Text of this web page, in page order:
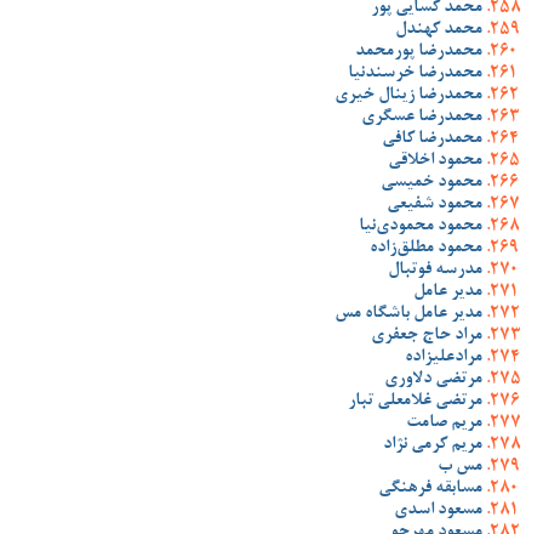
محمد کسایی پور
محمد کهندل
محمدرضا پورمحمد
محمدرضا خرسندنیا
محمدرضا زینال خیری
محمدرضا عسگری
محمدرضا کافی
محمود اخلاقی
محمود خمیسی
محمود شفیعی
محمود محمودی‌نیا
محمود مطلق‌زاده
مدرسه فوتبال
مدیر عامل
مدیر عامل باشگاه مس
مراد حاج جعفری
مرادعلیزاده
مرتضی دلاوری
مرتضی غلامعلی تبار
مریم صامت
مریم کرمی نژاد
مس ب
مسابقه فرهنگی
مسعود اسدی